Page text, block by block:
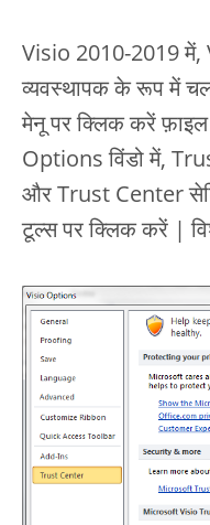
Visio 2010-2019 में,
व्यवस्थापक के रूप में
मेनू पर क्लिक करें
Options विंडो में,
और Trust Center
टूल्स पर क्लिक करें |